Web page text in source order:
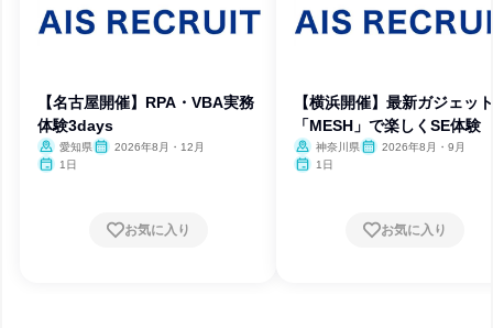
【名古屋開催】RPA・VBA実務
体験3days
愛知県
2026年8月・12月
1日
お気に入り
【横浜開催】最新ガジェット
「MESH」で楽しくSE体験
神奈川県
2026年8月・9月
1日
お気に入り